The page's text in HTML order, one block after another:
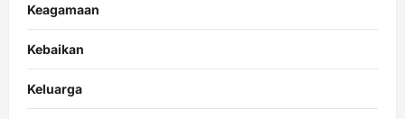
Keagamaan
Kebaikan
Keluarga